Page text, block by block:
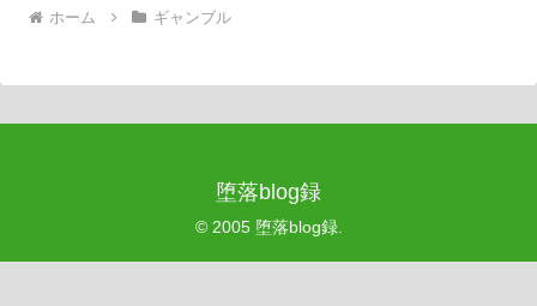
ホーム ギャンブル
堕落blog録
© 2005 堕落blog録.